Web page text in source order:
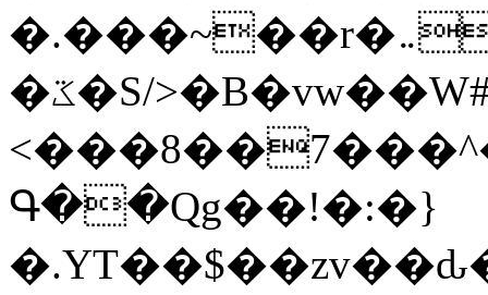
�.���~��r�޼�}�܅�mؕWu���K}
�ػ�S/>�B�vw��W#�I��*]\W��)Ħ�1��fC}
Գ��Qg��!�:�}